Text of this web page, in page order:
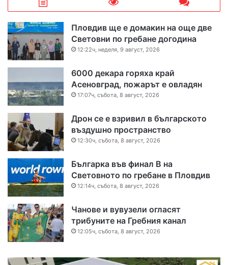
Пловдив ще е домакин на още две
Световни по гребане догодина
12:22ч, неделя, 9 август, 2026
6000 декара горяха край
Асеновград, пожарът е овладян
17:07ч, събота, 8 август, 2026
Дрон се е взривил в българското
въздушно пространство
12:30ч, събота, 8 август, 2026
Българка във финал B на
Световното по гребане в Пловдив
12:14ч, събота, 8 август, 2026
Чанове и вувузели огласят
трибуните на Гребния канал
12:05ч, събота, 8 август, 2026